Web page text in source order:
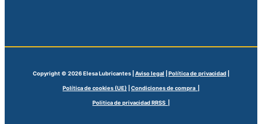
Copyright © 2026 Elesa Lubricantes | Aviso legal Política de privacidad
Política de cookies (UE) Condiciones de compra |
Politica de privacidad RRSS |